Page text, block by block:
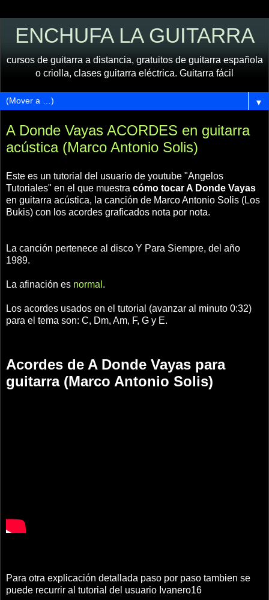
ENCHUFA LA GUITARRA
cursos de guitarra a distancia, gratuitos de guitarra española
o criolla, clases guitarra eléctrica. Guitarra fácil
▼
A Donde Vayas ACORDES en guitarra
acústica (Marco Antonio Solis)
Este es un tutorial del usuario de youtube "Angelos
Tutoriales" en el que muestra cómo tocar A Donde Vayas
en guitarra acústica, la canción de Marco Antonio Solis (Los
Bukis) con los acordes graficados nota por nota.
La canción pertenece al disco Y Para Siempre, del año
1989.
La afinación es normal .
Los acordes usados en el tutorial (avanzar al minuto 0:32)
para el tema son: C, Dm, Am, F, G y E.
Acordes de A Donde Vayas para
guitarra (Marco Antonio Solis)
Para otra explicación detallada paso por paso tambien se
puede recurrir al tutorial del usuario Ivanero16